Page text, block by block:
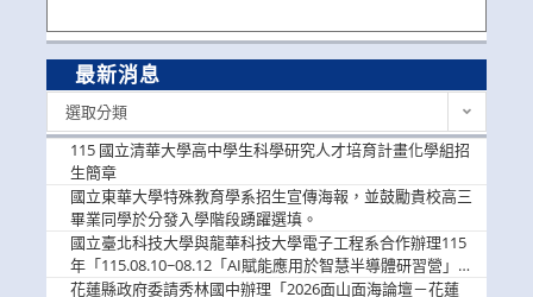
最新消息
選取分類
115 國立清華大學高中學生科學研究人才培育計畫化學組招
生簡章
國立東華大學特殊教育學系招生宣傳海報，並鼓勵貴校高三
畢業同學於分發入學階段踴躍選填。
國立臺北科技大學與龍華科技大學電子工程系合作辦理115
年「115.08.10~08.12「AI賦能應用於智慧半導體研習營」，
歡迎學生踴躍報名參加
花蓮縣政府委請秀林國中辦理「2026面山面海論壇－花蓮